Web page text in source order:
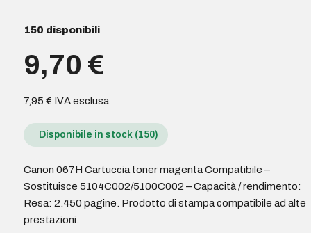
150 disponibili
9,70 €
7,95 € IVA esclusa
Disponibile in stock (150)
Canon 067H Cartuccia toner magenta Compatibile –
Sostituisce 5104C002/5100C002 – Capacità / rendimento:
Resa: 2.450 pagine. Prodotto di stampa compatibile ad alte
prestazioni.